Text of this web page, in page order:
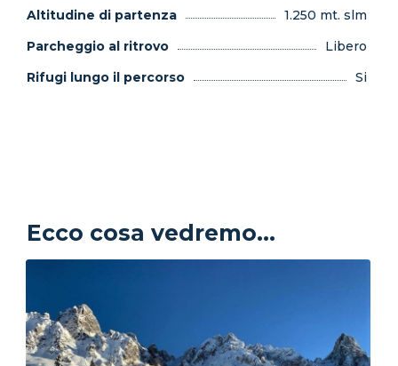
Altitudine di partenza
1.250 mt. slm
Parcheggio al ritrovo
Libero
Rifugi lungo il percorso
Si
Ecco cosa vedremo...